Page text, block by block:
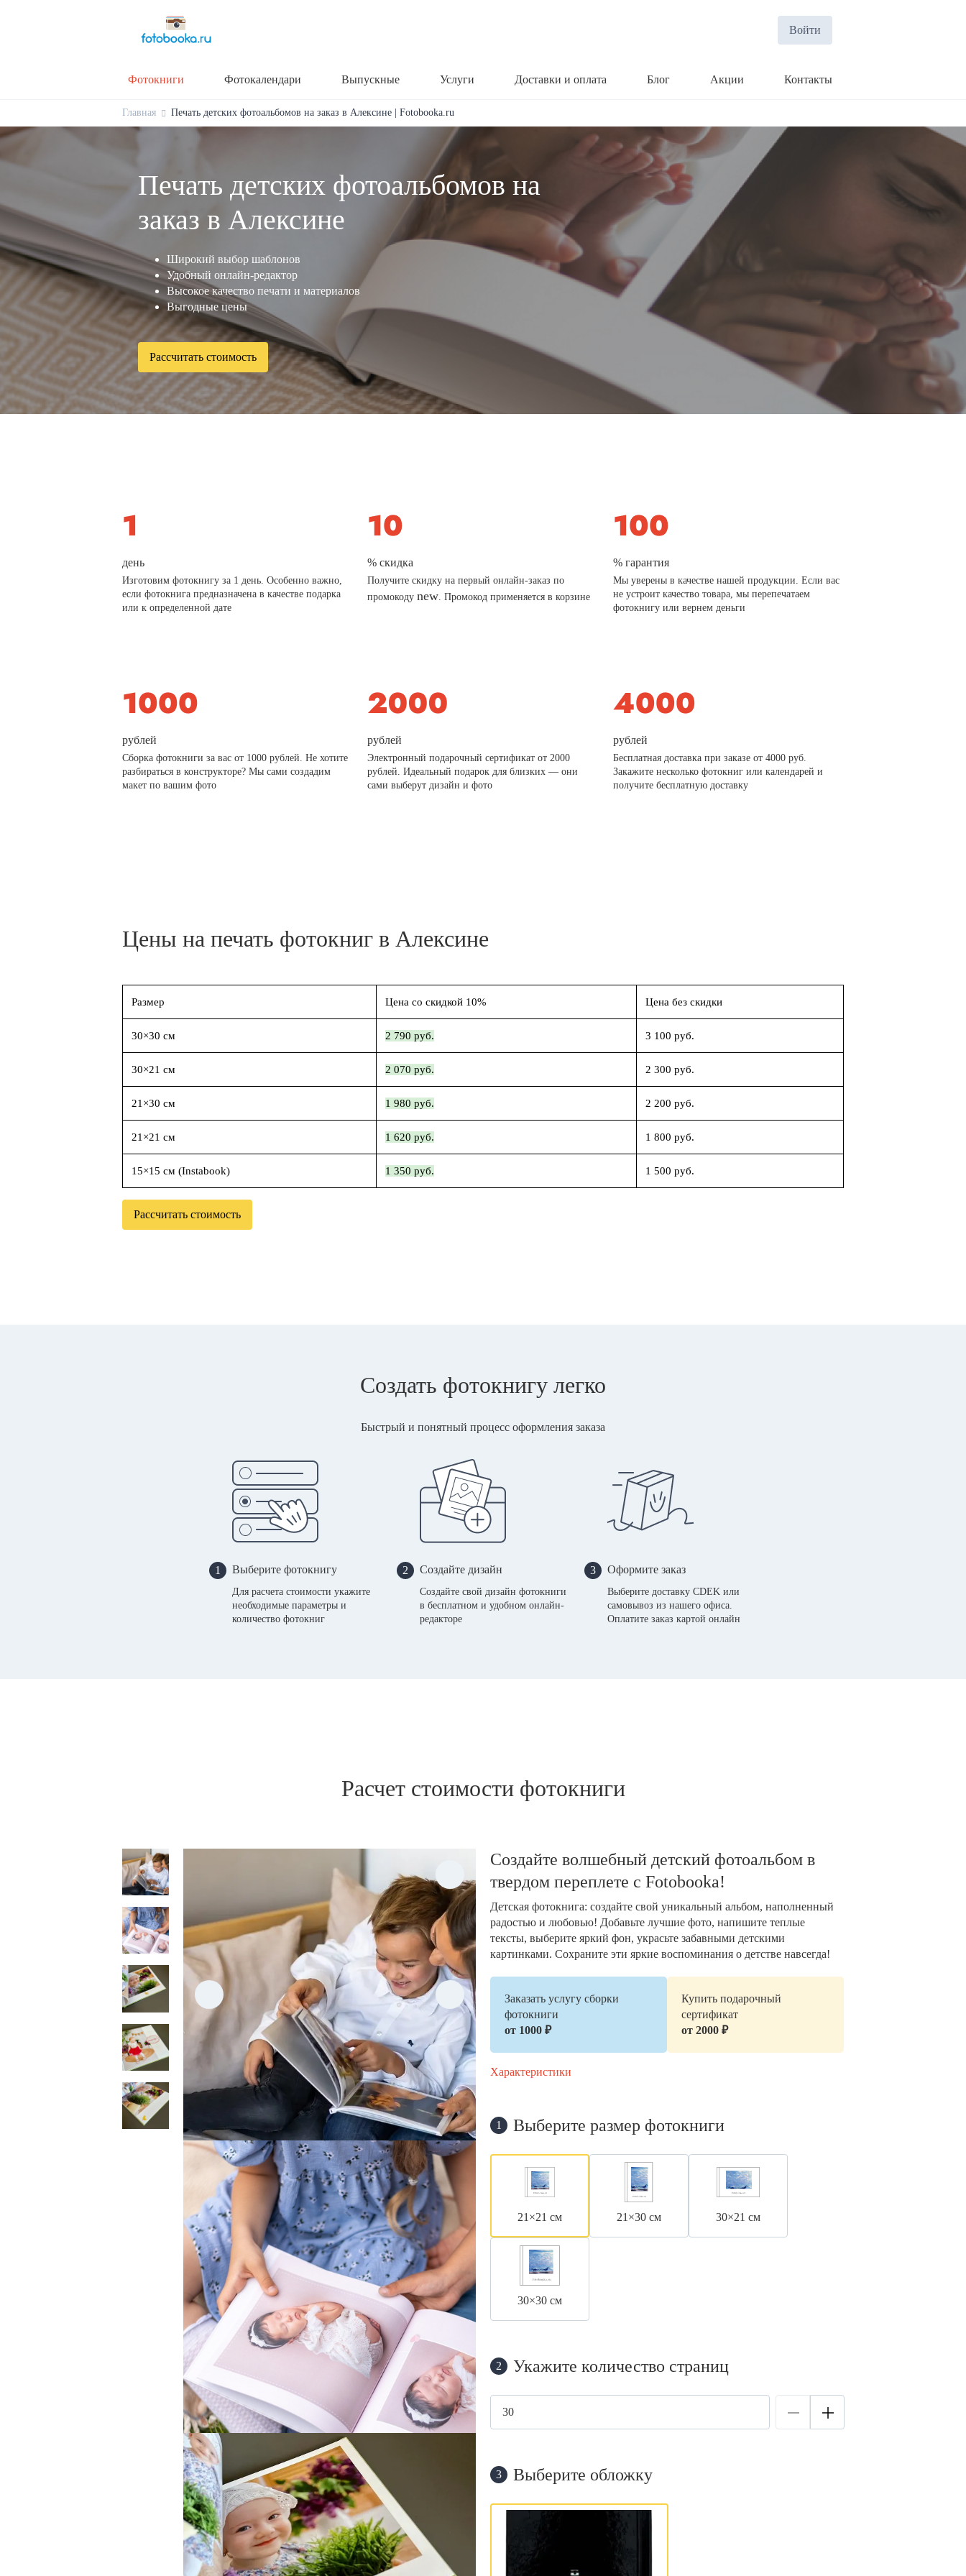
Войти
Фотокниги Фотокалендари Выпускные Услуги Доставки и оплата Блог Акции Контакты
Главная Печать детских фотоальбомов на заказ в Алексине | Fotobooka.ru
Печать детских фотоальбомов на
заказ в Алексине
Широкий выбор шаблонов
Удобный онлайн-редактор
Высокое качество печати и материалов
Выгодные цены
Рассчитать стоимость
день
Изготовим фотокнигу за 1 день. Особенно важно,
если фотокнига предназначена в качестве подарка
или к определенной дате
% скидка
Получите скидку на первый онлайн-заказ по
промокодуnew . Промокод применяется в корзине
% гарантия
Мы уверены в качестве нашей продукции. Если вас
не устроит качество товара, мы перепечатаем
фотокнигу или вернем деньги
рублей
Сборка фотокниги за вас от 1000 рублей. Не хотите
разбираться в конструкторе? Мы сами создадим
макет по вашим фото
рублей
Электронный подарочный сертификат от 2000
рублей. Идеальный подарок для близких — они
сами выберут дизайн и фото
рублей
Бесплатная доставка при заказе от 4000 руб.
Закажите несколько фотокниг или календарей и
получите бесплатную доставку
Цены на печать фотокниг в Алексине
Размер Цена со скидкой 10% Цена без скидки
30×30 см 2 790 руб. 3 100 руб.
30×21 см 2 070 руб. 2 300 руб.
21×30 см 1 980 руб. 2 200 руб.
21×21 см 1 620 руб. 1 800 руб.
15×15 см (Instabook) 1 350 руб. 1 500 руб.
Рассчитать стоимость
Создать фотокнигу легко
Быстрый и понятный процесс оформления заказа
1 Выберите фотокнигу
Для расчета стоимости укажите
необходимые параметры и
количество фотокниг
2 Создайте дизайн
Создайте свой дизайн фотокниги
в бесплатном и удобном онлайн-
редакторе
3 Оформите заказ
Выберите доставку CDEK или
самовывоз из нашего офиса.
Оплатите заказ картой онлайн
Расчет стоимости фотокниги
Создайте волшебный детский фотоальбом в
твердом переплете с Fotobooka!
Детская фотокнига: создайте свой уникальный альбом, наполненный
радостью и любовью! Добавьте лучшие фото, напишите теплые
тексты, выберите яркий фон, украсьте забавными детскими
картинками. Сохраните эти яркие воспоминания о детстве навсегда!
Заказать услугу сборки
фотокниги
от 1000 ₽
Купить подарочный
сертификат
от 2000 ₽
Характеристики
1 Выберите размер фотокниги
21×21 см 21×30 см 30×21 см
30×30 см
2 Укажите количество страниц
3 Выберите обложку